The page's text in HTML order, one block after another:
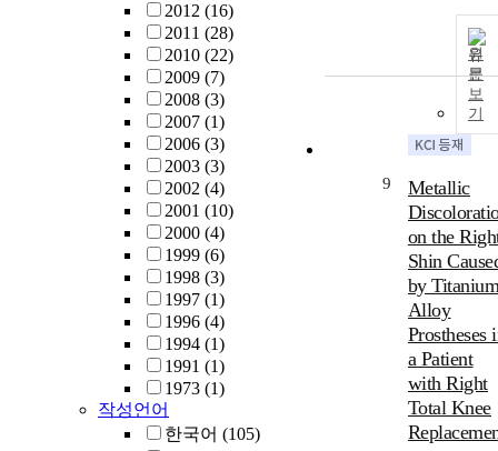
2012 (16)
2011 (28)
2010 (22)
2009 (7)
2008 (3)
2007 (1)
2006 (3)
2003 (3)
2002 (4)
2001 (10)
2000 (4)
1999 (6)
1998 (3)
1997 (1)
1996 (4)
1994 (1)
1991 (1)
1973 (1)
작성언어
한국어 (105)
원
문
보
기
9
Metallic
on the
Shin
by
Alloy
Prostheses
a Patient
with Right
Total Knee